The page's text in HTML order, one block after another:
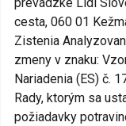
prevádzke Lidl
cesta, 060 01
Zistenia
zmeny v znaku:
Nariadenia (ES) č.
Rady, ktorým sa
požiadavky